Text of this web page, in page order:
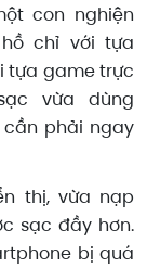
con nghiện
chỉ với tựa
tựa game trực
vừa dùng
cần phải ngay
thị, vừa nạp
sạc đầy hơn.
bị quá